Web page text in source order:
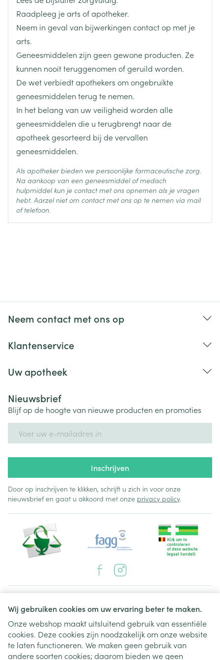
Wij gebruiken cookies om uw ervaring beter te maken.
Onze webshop maakt uitsluitend gebruik van essentiële
cookies. Deze cookies zijn noodzakelijk om onze website
te laten functioneren. We maken geen gebruik van
andere soorten cookies; daarom bieden we geen
(ongeveer 150 ml)
Gedurende 2-3 minuten roeren
De oplossing zou nu gebroken wit, wolkachtig en
De oplossing opdrinken, na eventueel te laten
De dag voor de ziekenhuisbehandeling een laag
residu dieet respecteren
Om dehydratie te voorkomen tijdens de
behandeling: 250 ml water of een andere heldere
vloeistof per uur te drinken terwijl de reinigende
werking aanhoudt
Hoeveelheid
Verpakking
2
Actieve
Ingrediënten
citroenzuur, magnesiumoxide,
picosulfaat natrium
Behoud Kamertemperatuur (15°C - 25°C)
Raadpleeg je arts of apotheker.
Neem in geval van bijwerkingen contact op met je
arts.
Geneesmiddelen zijn geen gewone producten. Ze
kunnen nooit teruggenomen of geruild worden.
De wet verbiedt apothekers om ongebruikte
geneesmiddelen terug te nemen.
In het belang van uw veiligheid worden alle
geneesmiddelen die u terugbrengt naar de
apotheek gesorteerd bij de vervallen
geneesmiddelen.
Als apotheker bieden we persoonlijke farmaceutische zorg.
Na aankoop van een geneesmiddel of medisch
hulpmiddel kun je contact met ons opnemen als je vragen
hebt. Aarzel niet om contact met ons op te nemen via mail
of telefoon.
Neem contact met ons op
Klantenservice
Uw apotheek
Nieuwsbrief
Blijf op de hoogte van nieuwe producten en promoties
Inschrijven
Door op inschrijven te klikken, schrijft u zich in voor onze
nieuwsbrief en gaat u akkoord met onze privacy policy.
Juridische links